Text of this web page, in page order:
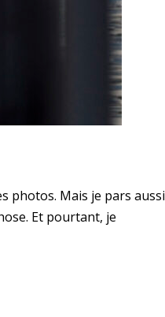
photos. Mais je pars
Et pourtant, je